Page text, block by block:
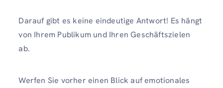
Darauf gibt es keine eindeutige Antwort! Es hängt
von Ihrem Publikum und Ihren Geschäftszielen
ab.
Werfen Sie vorher einen Blick auf emotionales